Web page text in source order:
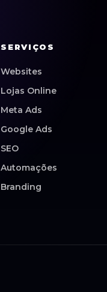
SERVIÇOS
Websites
Lojas Online
Meta Ads
Google Ads
SEO
Automações
Branding